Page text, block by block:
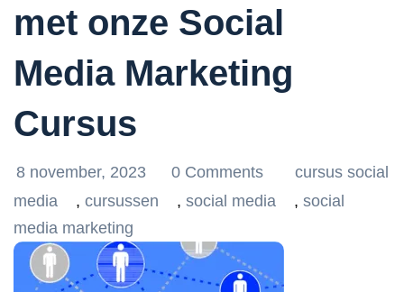
met onze Social
Media Marketing
Cursus
8 november, 2023 0 Comments
cursus social
media
, cursussen , social media , social
media marketing